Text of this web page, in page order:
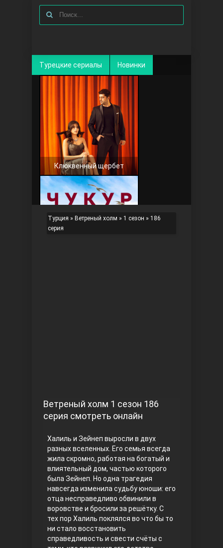
Турецкие сериалы Новинки
Клюквенный щербет
Правосyдие
Турция » Ветреный холм » 1 сезон » 186
серия
Ветреный холм 1 сезон 186
серия смотреть онлайн
Халиль и Зейнеп выросли в двух
разных вселенных. Его семья всегда
жила скромно, работая на богатый и
влиятельный дом, частью которого
была Зейнеп. Но одна трагедия
навсегда изменила судьбу юноши: его
отца несправедливо обвинили в
воровстве и бросили за решётку. С
тех пор Халиль поклялся во что бы то
ни стало восстановить
справедливость и свести счёты с